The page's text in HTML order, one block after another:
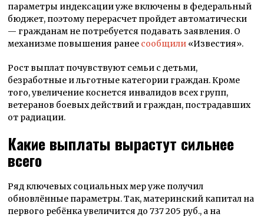
параметры индексации уже включены в федеральный
бюджет, поэтому перерасчет пройдет автоматически
— гражданам не потребуется подавать заявления. О
механизме повышения ранее сообщили «Известия».
Рост выплат почувствуют семьи с детьми,
безработные и льготные категории граждан. Кроме
того, увеличение коснется инвалидов всех групп,
ветеранов боевых действий и граждан, пострадавших
от радиации.
Какие выплаты вырастут сильнее
всего
Ряд ключевых социальных мер уже получил
обновлённые параметры. Так, материнский капитал на
первого ребёнка увеличится до 737 205 руб., а на